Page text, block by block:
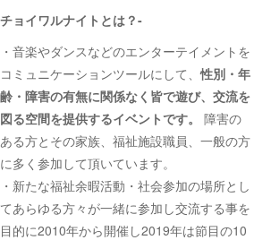
チョイワルナイトとは？-
・音楽やダンスなどのエンターテイメントを
コミュニケーションツールにして、性別・年
齢・障害の有無に関係なく皆で遊び、交流を
図る空間を提供するイベントです。
障害の
ある方とその家族、福祉施設職員、一般の方
に多く参加して頂いています。
・新たな福祉余暇活動・社会参加の場所とし
てあらゆる方々が一緒に参加し交流する事を
目的に2010年から開催し2019年は節目の10